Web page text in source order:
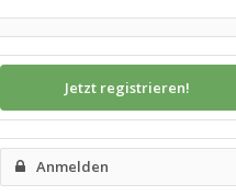
Jetzt registrieren!
Anmelden